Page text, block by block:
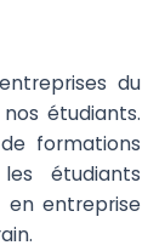
du
étudiants.
formations
étudiants
en entreprise